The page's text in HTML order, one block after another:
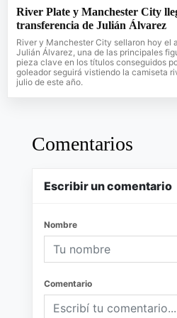
River Plate y Manchester City
transferencia de Julián Álvarez
River y Manchester City sellaron hoy el
Julián Álvarez, una de las principales
pieza clave en los títulos conseguidos
goleador seguirá vistiendo la camiseta
julio de este año.
Comentarios
Escribir un comentario
Nombre
Comentario